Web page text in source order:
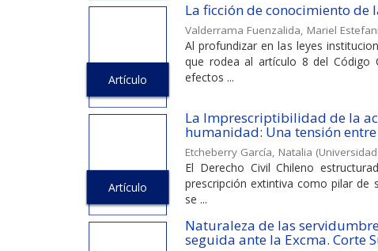
Artículo
La ficción de conocimiento de
Valderrama Fuenzalida, Mariel
Al profundizar en las leyes
que rodea al artículo 8 del Código
efectos ...
Artículo
La Imprescriptibilidad de la
humanidad: Una tensión
Etcheberry García, Natalia (
El Derecho Civil Chileno
prescripción extintiva como pilar de
se ...
Naturaleza de las
seguida ante la Excma. Corte